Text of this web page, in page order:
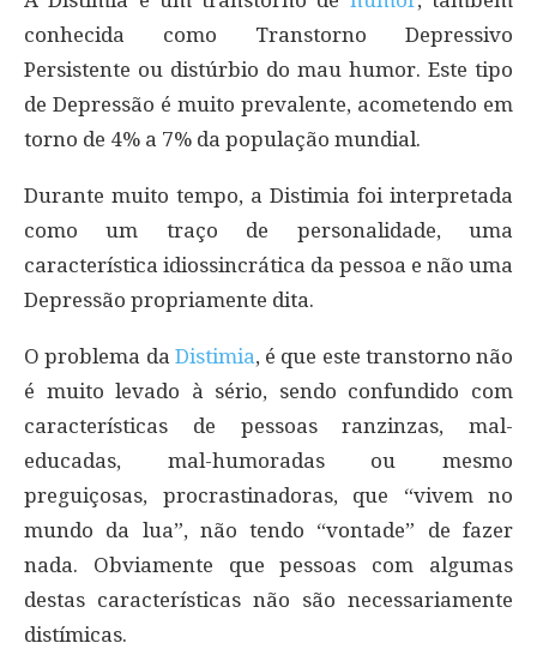
conhecida como Transtorno Depressivo
Persistente ou distúrbio do mau humor. Este tipo
de Depressão é muito prevalente, acometendo em
torno de 4% a 7% da população mundial.
Durante muito tempo, a Distimia foi interpretada
como um traço de personalidade, uma
característica idiossincrática da pessoa e não uma
Depressão propriamente dita.
O problema da Distimia, é que este transtorno não
é muito levado à sério, sendo confundido com
características de pessoas ranzinzas, mal-
educadas, mal-humoradas ou mesmo
preguiçosas, procrastinadoras, que “vivem no
mundo da lua”, não tendo “vontade” de fazer
nada. Obviamente que pessoas com algumas
destas características não são necessariamente
distímicas.